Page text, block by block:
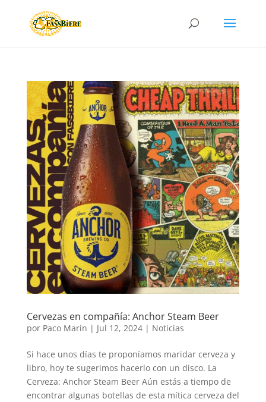
Cervezas en compañía: Anchor Steam Beer
por Paco Marín | Jul 12, 2024| Noticias
Si hace unos días te proponíamos maridar cerveza y
libro, hoy te sugerimos hacerlo con un disco. La
Cerveza: Anchor Steam Beer Aún estás a tiempo de
encontrar algunas botellas de esta mítica cerveza del